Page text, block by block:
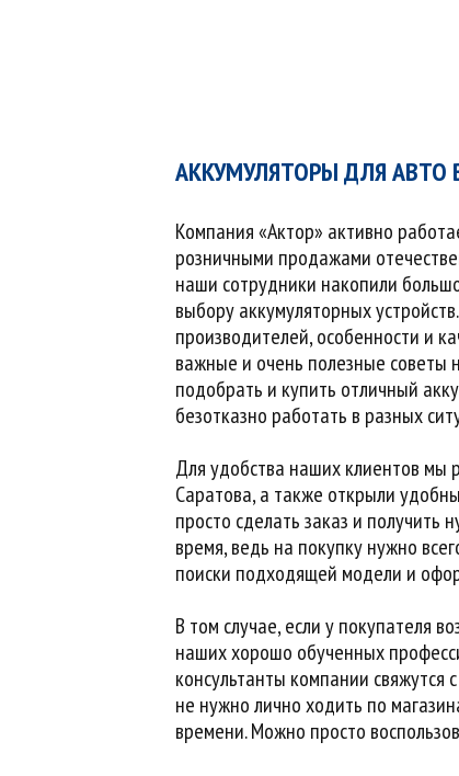
АККУМУЛЯТОРЫ ДЛЯ АВТО
Компания «Актор» активно
розничными продажами
наши сотрудники накопили
выбору аккумуляторных
производителей, особенности и
важные и очень полезные
подобрать и купить отличный
безотказно работать в разных
Для удобства наших клиентов мы
Саратова, а также открыли
просто сделать заказ и
время, ведь на покупку нужно
поиски подходящей модели и
В том случае, если у покупателя
наших хорошо обученных
консультанты компании свяжутся
не нужно лично ходить по
времени. Можно просто